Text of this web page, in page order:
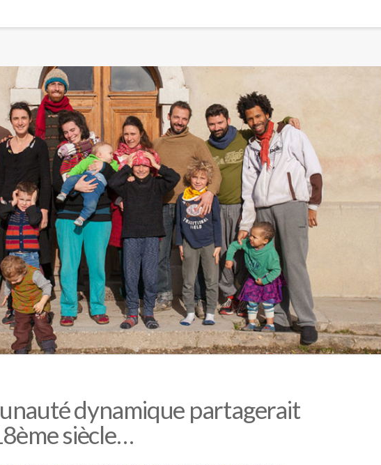
dynamique partagerait
siècle…